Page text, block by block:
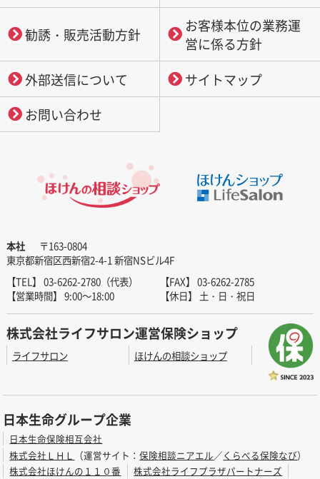
勧誘・販売活動方針
お客様本位の業務運
営に係る方針
外部送信について
サイトマップ
お問い合わせ
本社
〒163-0804
東京都新宿区西新宿2-4-1 新宿NSビル4F
【TEL】 03-6262-2780（代表）
【FAX】 03-6262-2785
【営業時間】 9:00～18:00
【休日】 土・日・祝日
株式会社ライフサロン運営保険ショップ
ライフサロン ほけんの相談ショップ
日本生命グループ企業
日本生命保険相互会社
株式会社ＬＨＬ
（運営サイト：保険相談ニアエル ／くらべる保険なび）
株式会社ほけんの１１０番
株式会社ライフプラザパートナーズ